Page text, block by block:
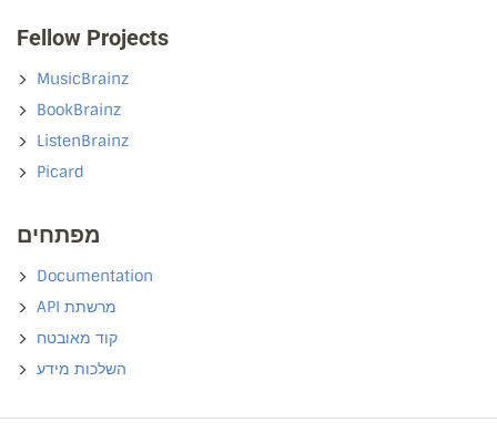
Fellow Projects
MusicBrainz
BookBrainz
ListenBrainz
Picard
מפתחים
Documentation
API מרשתת
קוד מאובטח
השלכות מידע